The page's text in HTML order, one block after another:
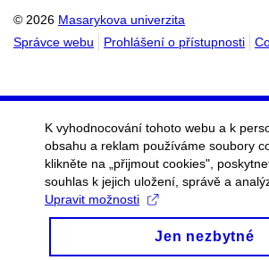
© 2026 Masarykova univerzita
Správce webu
Prohlášení o přístupnosti
K vyhodnocování tohoto webu a k
obsahu a reklam používáme soubory
klikněte na „přijmout cookies",
souhlas k jejich uložení, správě a
Upravit možnosti
Jen nezbytné